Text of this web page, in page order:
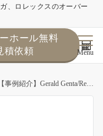
、ロレックスのオーバー
ホール無料
積依頼
Menu
紹介】Gerald Genta/Retro Fantasy/オーバーホール